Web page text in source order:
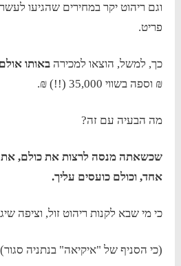
וגם ריהוט יקר במחירים שהגיעו
פריט.
כך, למשל, הוצאו למכירהבאותו
₪ וספה בשווי 35,000 (!!) ₪.
מה הבעיה עם זה?
שכשאתה מנסה לרצות את כולם,
אחד, וכולם כועסים עליך.
כי מי שבא לקנות ריהוט זול, וציפה
(כי הסניף של "איקיאה" בנתניה